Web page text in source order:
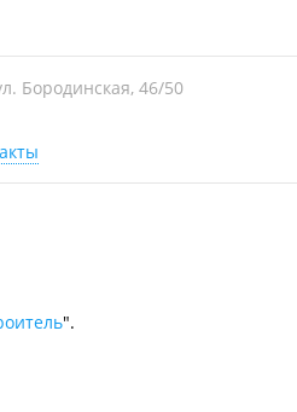
Бородинская, 46/50
".